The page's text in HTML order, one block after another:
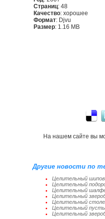
Страниц: 48
Качество: хорошее
Формат: Djvu
Размер: 1.16 MB
На нашем сайте вы
Другие новости по
Целительный
Целительный
Целительный
Целительный
Целительный
Целительный
Целительный